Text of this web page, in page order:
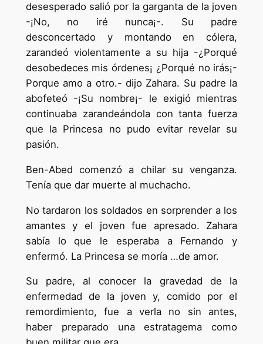
desesperado salió por la garganta de la joven
-¡No, no iré nunca¡-. Su padre
desconcertado y montando en cólera,
zarandeó violentamente a su hija -¿Porqué
desobedeces mis órdenes¡ ¿Porqué no irás¡-
Porque amo a otro.- dijo Zahara. Su padre la
abofeteó -¡Su nombre¡- le exigió mientras
continuaba zarandeándola con tanta fuerza
que la Princesa no pudo evitar revelar su
pasión.
Ben-Abed comenzó a chilar su venganza.
Tenía que dar muerte al muchacho.
No tardaron los soldados en sorprender a los
amantes y el joven fue apresado. Zahara
sabía lo que le esperaba a Fernando y
enfermó. La Princesa se moría …de amor.
Su padre, al conocer la gravedad de la
enfermedad de la joven y, comido por el
remordimiento, fue a verla no sin antes,
haber preparado una estratagema como